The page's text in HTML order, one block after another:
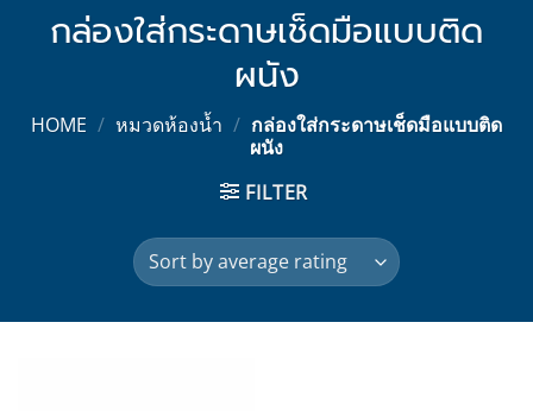
กล่องใส่กระดาษเช็ดมือแบบติด
ผนัง
HOME / หมวดห้องน้ำ / กล่องใส่กระดาษเช็ดมือแบบติด
ผนัง
FILTER